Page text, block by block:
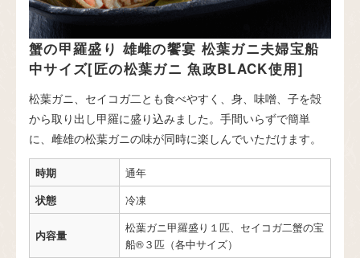
蟹の甲羅盛り 雄雌の饗宴 松葉ガニ夫婦宝船
中サイズ[匠の松葉ガニ 魚政BLACK使用]
松葉ガニ、セイコガ二とも食べやすく、身、味噌、子を殻
から取り出し甲羅に盛り込みました。手間いらずで簡単
に、雌雄の松葉ガニの味が同時に楽しんでいただけます。
時期
通年
状態
冷凍
内容量
松葉ガニ甲羅盛り１匹、セイコガ二蟹の宝
船®３匹（各中サイズ）